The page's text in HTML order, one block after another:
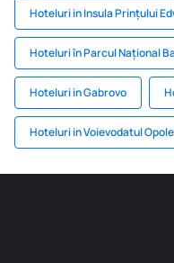
Hoteluri in Insula Prințului
Hoteluri în Parcul Național
Hoteluri in Gabrovo
Hoteluri in Voievodatul Opole